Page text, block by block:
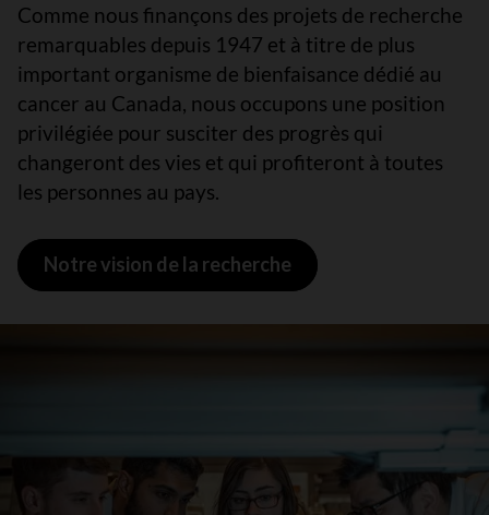
Comme nous finançons des projets de recherche
remarquables depuis 1947 et à titre de plus
important organisme de bienfaisance dédié au
cancer au Canada, nous occupons une position
privilégiée pour susciter des progrès qui
changeront des vies et qui profiteront à toutes
les personnes au pays.
Notre vision de la recherche